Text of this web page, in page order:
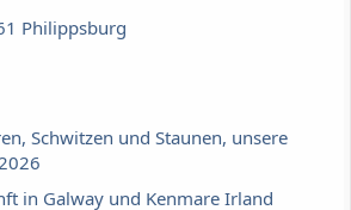
Philippsburg
Schwitzen und Staunen, unsere
in Galway und Kenmare Irland